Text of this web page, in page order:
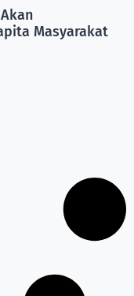
Masyarakat